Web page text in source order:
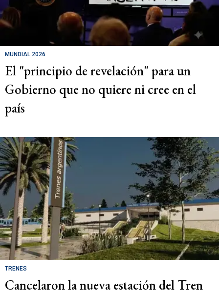
MUNDIAL 2026
El "principio de revelación" para un
Gobierno que no quiere ni cree en el
país
TRENES
Cancelaron la nueva estación del Tren